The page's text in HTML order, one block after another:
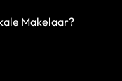
Makelaar?